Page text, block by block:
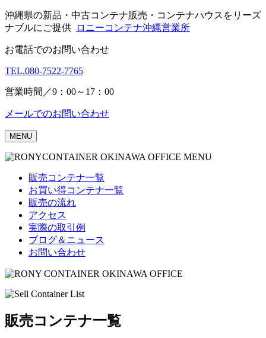
Skip
to
content
沖縄県の新品・中古コンテナ販売・コンテナハウスをリーズ
ナブルにご提供
ロニーコンテナ沖縄営業所
お電話でのお問い合わせ
TEL.080-7522-7765
営業時間／9：00～17：00
メールでのお問い合わせ
MENU
販売コンテナ一覧
お買い得コンテナ一覧
販売の流れ
アクセス
実際の取引例
ブログ＆ニュース
お問い合わせ
販売コンテナ一覧